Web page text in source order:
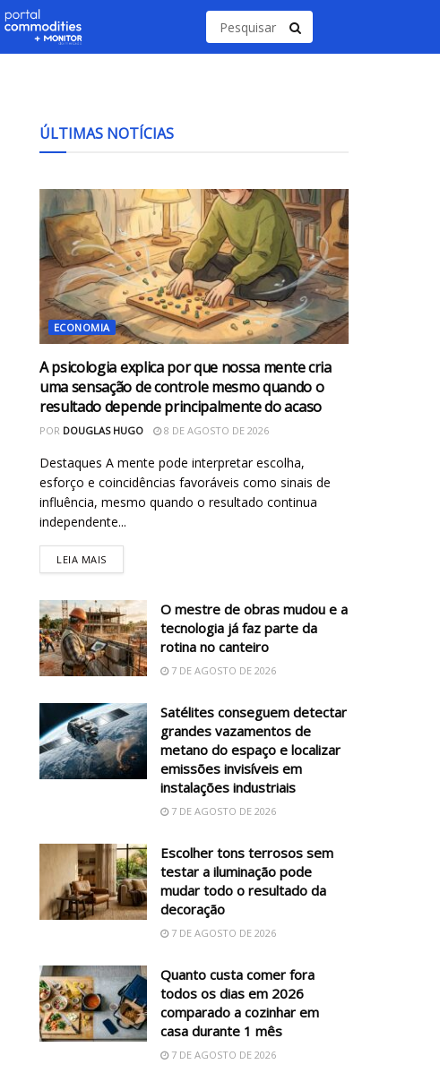
ÚLTIMAS NOTÍCIAS
ECONOMIA
A psicologia explica por que nossa mente cria
uma sensação de controle mesmo quando o
resultado depende principalmente do acaso
POR DOUGLAS HUGO 8 DE AGOSTO DE 2026
Destaques A mente pode interpretar escolha,
esforço e coincidências favoráveis como sinais de
influência, mesmo quando o resultado continua
independente...
LEIA MAIS
O mestre de obras mudou e a
tecnologia já faz parte da
rotina no canteiro
7 DE AGOSTO DE 2026
Satélites conseguem detectar
grandes vazamentos de
metano do espaço e localizar
emissões invisíveis em
instalações industriais
7 DE AGOSTO DE 2026
Escolher tons terrosos sem
testar a iluminação pode
mudar todo o resultado da
decoração
7 DE AGOSTO DE 2026
Quanto custa comer fora
todos os dias em 2026
comparado a cozinhar em
casa durante 1 mês
7 DE AGOSTO DE 2026